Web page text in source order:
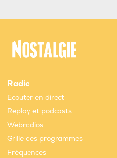
Radio
Ecouter en direct
Replay et podcasts
Webradios
Grille des programmes
Fréquences